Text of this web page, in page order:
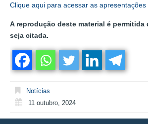
Clique aqui para acessar as apresentações
A reprodução deste material é permitida
seja citada.
Notícias
11 outubro, 2024